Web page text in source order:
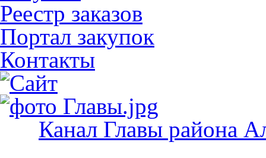
Реестр заказов
Портал закупок
Контакты
Канал Главы района